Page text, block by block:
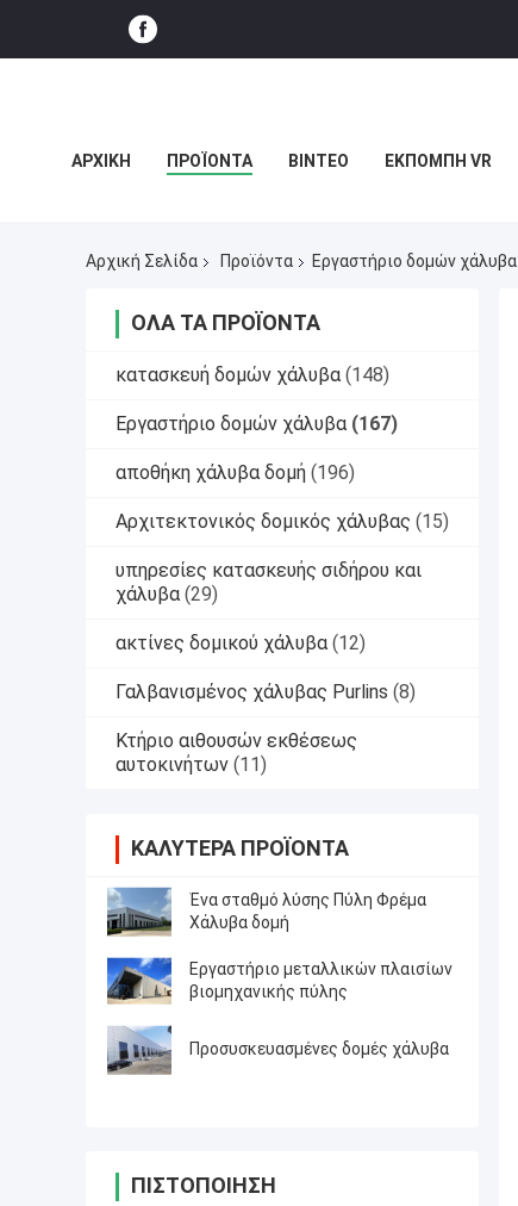
ΑΡΧΙΚΉ ΠΡΟΪΌΝΤΑ ΒΊΝΤΕΟ ΕΚΠΟΜΠΉ VR
Αρχική Σελίδα Προϊόντα Εργαστήριο δομών χάλυβα
ΌΛΑ ΤΑ ΠΡΟΪΌΝΤΑ
κατασκευή δομών χάλυβα (148)
Εργαστήριο δομών χάλυβα (167)
αποθήκη χάλυβα δομή (196)
Αρχιτεκτονικός δομικός χάλυβας (15)
υπηρεσίες κατασκευής σιδήρου και
χάλυβα (29)
ακτίνες δομικού χάλυβα (12)
Γαλβανισμένος χάλυβας Purlins (8)
Κτήριο αιθουσών εκθέσεως
αυτοκινήτων (11)
ΚΑΛΎΤΕΡΑ ΠΡΟΪΌΝΤΑ
Ένα σταθμό λύσης Πύλη Φρέμα
Χάλυβα δομή
Εργαστήριο μεταλλικών πλαισίων
βιομηχανικής πύλης
Προσυσκευασμένες δομές χάλυβα
ΠΙΣΤΟΠΟΊΗΣΗ